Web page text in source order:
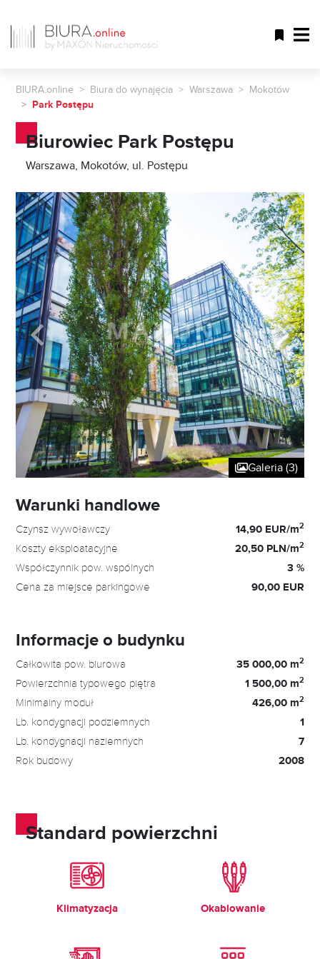
BIURA.online Biura do wynajęcia Warszawa
Mokotów
Park Postępu
Biurowiec Park Postępu
Warszawa, Mokotów, ul. Postępu
Galeria (3)
Warunki handlowe
Czynsz wywoławczy 14,90 EUR/m2
Koszty eksploatacyjne 20,50 PLN/m2
Współczynnik pow. wspólnych 3 %
Cena za miejsce parkingowe 90,00 EUR
Informacje o budynku
Całkowita pow. biurowa 35 000,00 m2
Powierzchnia typowego piętra 1 500,00 m2
Minimalny moduł 426,00 m2
Lb. kondygnacji podziemnych 1
Lb. kondygnacji naziemnych 7
Rok budowy 2008
Standard powierzchni
Klimatyzacja Okablowanie